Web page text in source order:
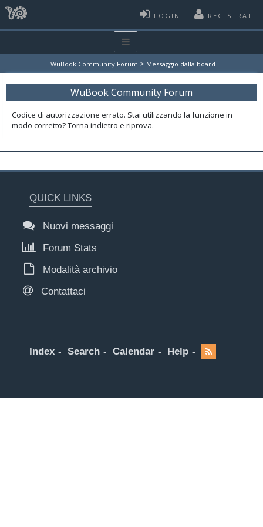
LOGIN REGISTRATI
WuBook Community Forum > Messaggio dalla board
WuBook Community Forum
Codice di autorizzazione errato. Stai utilizzando la funzione in
modo corretto? Torna indietro e riprova.
QUICK LINKS
Nuovi messaggi
Forum Stats
Modalità archivio
Contattaci
Index Search Calendar Help